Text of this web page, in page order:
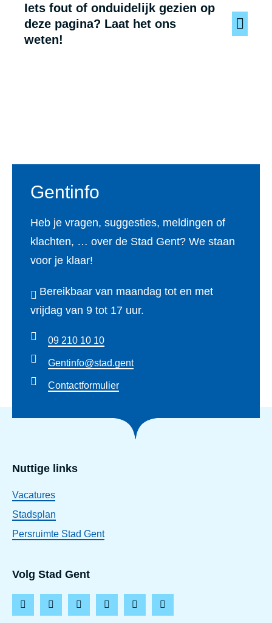
Iets fout of onduidelijk gezien op
deze pagina? Laat het ons
weten!
Gentinfo
Heb je vragen, suggesties, meldingen of
klachten, … over de Stad Gent? We staan
voor je klaar!
Bereikbaar van maandag tot en met
vrijdag van 9 tot 17 uur.
09 210 10 10
Gentinfo@stad.gent
Contactformulier
Nuttige links
Vacatures
Stadsplan
Persruimte Stad Gent
Volg Stad Gent